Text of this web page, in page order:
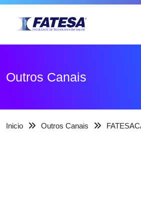
Outros Canais
Inicio Outros Canais